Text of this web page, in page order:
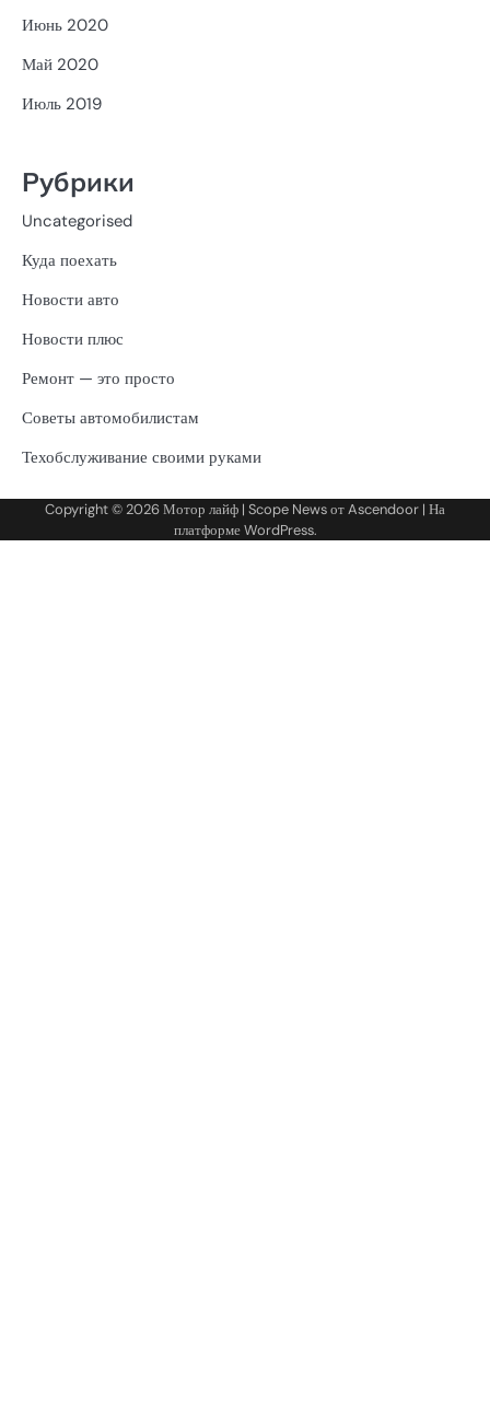
Июнь 2020
Май 2020
Июль 2019
Рубрики
Uncategorised
Куда поехать
Новости авто
Новости плюс
Ремонт — это просто
Советы автомобилистам
Техобслуживание своими руками
Copyright © 2026Мотор лайф | Scope News отAscendoor | На
платформеWordPress.